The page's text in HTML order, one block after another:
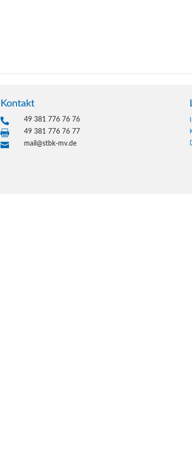
Kontakt
 49 381 776 76 76
 49 381 776 76 77
 mail@stbk-mv.de